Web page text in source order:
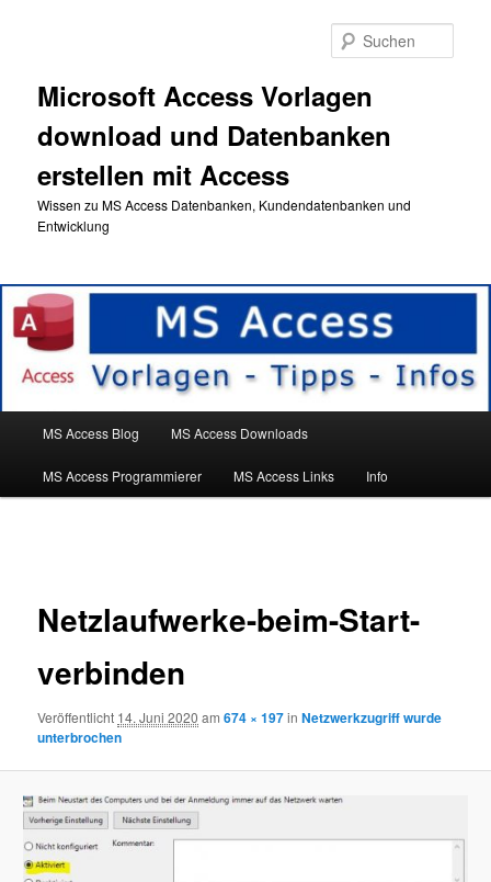
Microsoft Access Vorlagen
download und Datenbanken
erstellen mit Access
Wissen zu MS Access Datenbanken, Kundendatenbanken und
Entwicklung
MS Access Blog MS Access Downloads
MS Access Programmierer MS Access Links Info
Netzlaufwerke-beim-Start-
verbinden
Veröffentlicht 14. Juni 2020 am674 × 197inNetzwerkzugriff wurde
unterbrochen